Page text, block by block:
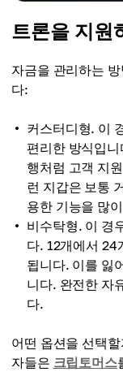
트론을 지원
자금을 관리하는
다:
커스터디형. 이
편리한 방식입
행처럼 고객 지
런 지갑은 보통
용한 기능을 많
비수탁형. 이 경
다. 12개에서 24
됩니다. 이를 잃
니다. 완전한 자
다.
어떤 옵션을 선택
자들은 크립토머스